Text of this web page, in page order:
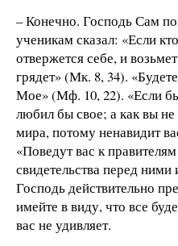
– Конечно. Господь Сам
ученикам сказал: «Если
отвержется себе, и
грядет» (Мк. 8, 34).
Мое» (Мф. 10, 22). «Если
любил бы свое; а как вы
мира, потому ненавидит
«Поведут вас к
свидетельства перед
Господь действительно
имейте в виду, что все
вас не удивляет.